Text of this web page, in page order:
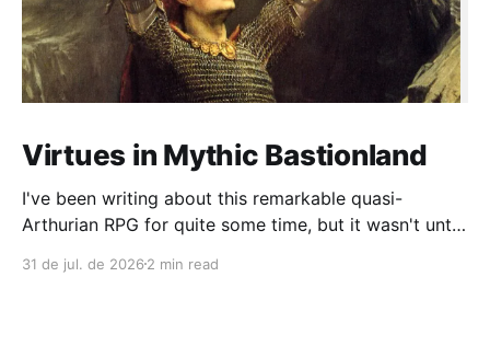
Virtues in Mythic Bastionland
I've been writing about this remarkable quasi-
Arthurian RPG for quite some time, but it wasn't until
lasting more than four sessions (and we're still
31 de jul. de 2026 2 min read